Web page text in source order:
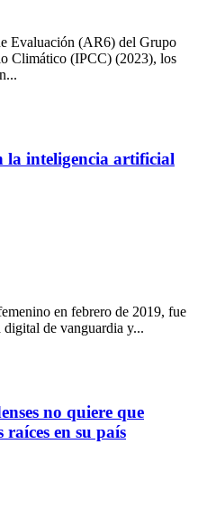
Evaluación (AR6) del Grupo
Climático (IPCC) (2023), los
la inteligencia artificial
en febrero de 2019, fue
de vanguardia y...
no quiere que
en su país